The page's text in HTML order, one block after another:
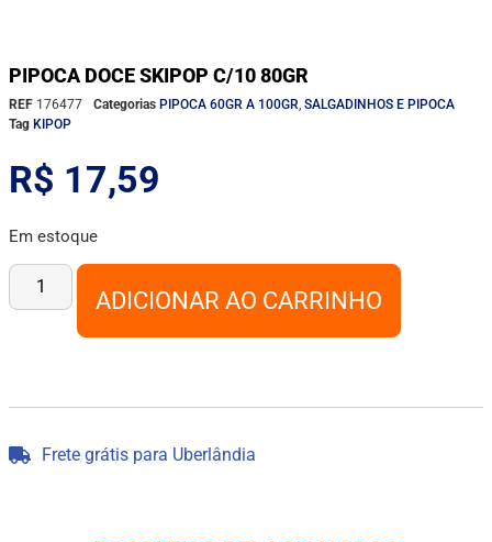
PIPOCA DOCE SKIPOP C/10 80GR
REF 176477 Categorias PIPOCA 60GR A 100GR SALGADINHOS E PIPOCA
Tag KIPOP
R$ 17,59
Em estoque
ADICIONAR AO CARRINHO
Frete grátis para Uberlândia